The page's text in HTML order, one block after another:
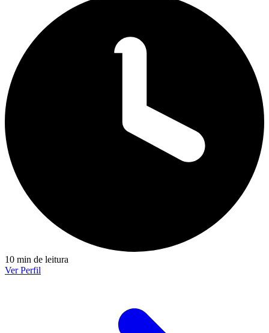
10 min de leitura
Ver Perfil